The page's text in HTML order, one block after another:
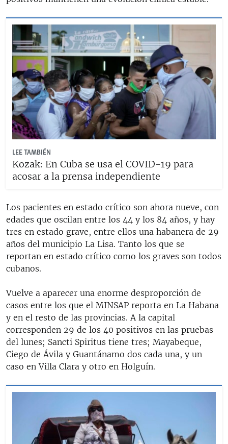
LEE TAMBIÉN
Kozak: En Cuba se usa el COVID-19 para
acosar a la prensa independiente
Los pacientes en estado crítico son ahora nueve, con
edades que oscilan entre los 44 y los 84 años, y hay
tres en estado grave, entre ellos una habanera de 29
años del municipio La Lisa. Tanto los que se
reportan en estado crítico como los graves son todos
cubanos.
Vuelve a aparecer una enorme desproporción de
casos entre los que el MINSAP reporta en La Habana
y en el resto de las provincias. A la capital
corresponden 29 de los 40 positivos en las pruebas
del lunes; Sancti Spiritus tiene tres; Mayabeque,
Ciego de Ávila y Guantánamo dos cada una, y un
caso en Villa Clara y otro en Holguín.